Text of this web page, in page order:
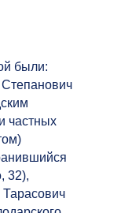
были:
частных
32),